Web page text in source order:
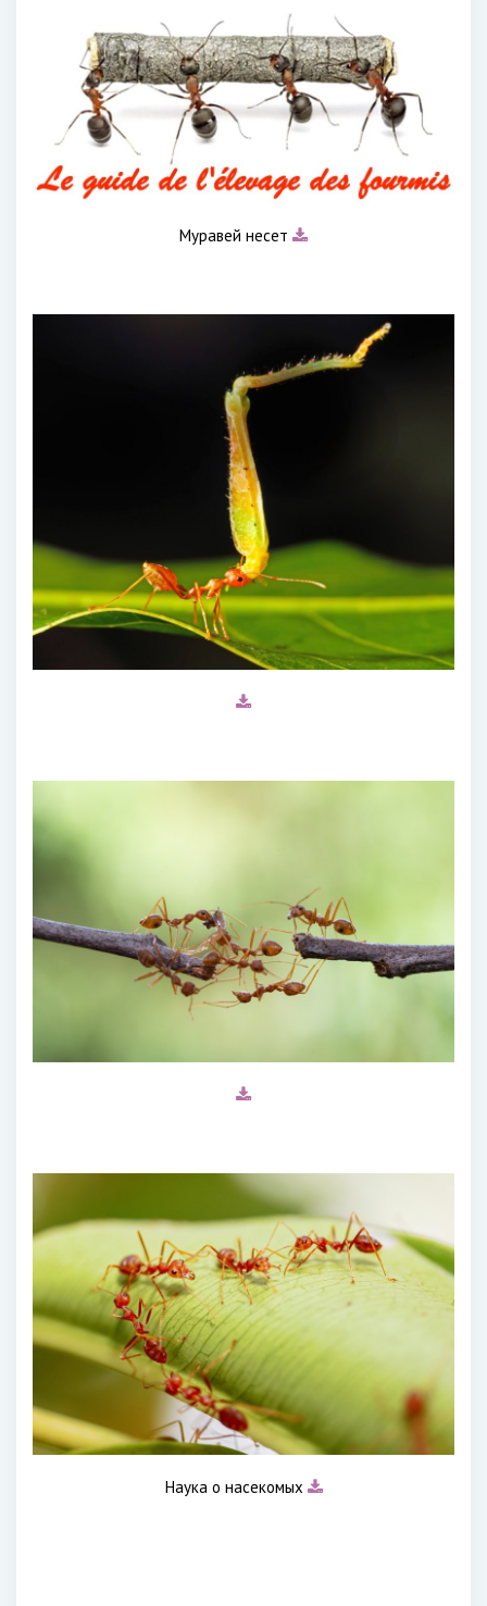
Муравей несет
Наука о насекомых